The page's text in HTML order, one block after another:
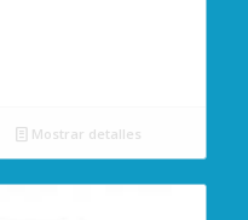
Mostrar detalles